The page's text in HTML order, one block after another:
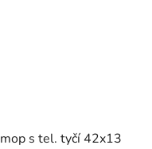
mop s tel. tyčí 42x13